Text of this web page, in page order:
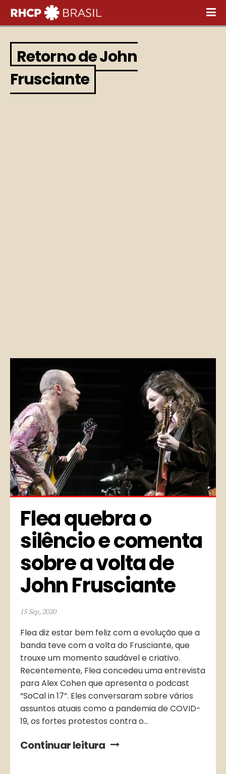
Retorno de John
Frusciante
Flea quebra o
silêncio e comenta
sobre a volta de
John Frusciante
15 Sep, 2020
Flea diz estar bem feliz com a evolução que a
banda teve com a volta do Frusciante, que
trouxe um momento saudável e criativo.
Recentemente, Flea concedeu uma entrevista
para Alex Cohen que apresenta o podcast
“SoCal in 17”. Eles conversaram sobre vários
assuntos atuais como a pandemia de COVID-
19, os fortes protestos contra o...
Continuar leitura